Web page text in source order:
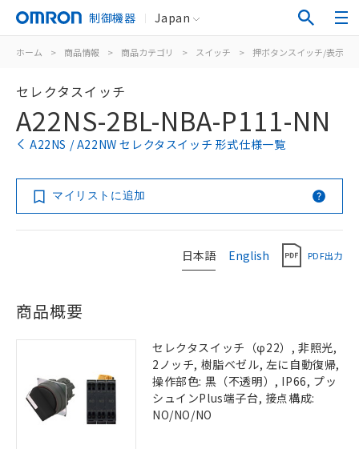
制御機器 Japan
ホーム > 商品情報 > 商品カテゴリ > スイッチ > 押ボタンスイッチ/表示灯
セレクタスイッチ
A22NS-2BL-NBA-P111-NN
A22NS / A22NW セレクタスイッチ 形式仕様一覧
マイリストに追加
日本語 English PDF出力
商品概要
セレクタスイッチ（φ22）, 非照光,
2ノッチ, 樹脂ベゼル, 左に自動復帰,
操作部色: 黒（不透明）, IP66, プッ
シュインPlus端子台, 接点構成:
NO/NO/NO